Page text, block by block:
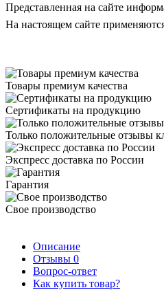
Представленная на сайте
На настоящем сайте
Товары премиум качества
Сертификаты на продукцию
Только положительные отзывы
Экспресс доставка по России
Гарантия
Свое производство
Описание
Отзывы 0
Вопрос-ответ
Как купить товар?